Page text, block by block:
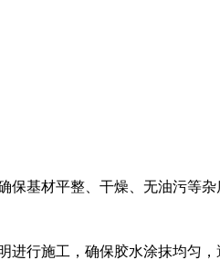
平整、干燥、无油污等杂质
施工，确保胶水涂抹均匀，